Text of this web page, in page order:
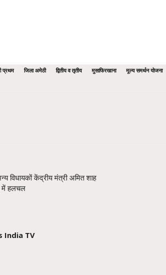
प्रथम जिला अमेठी द्वितीय व तृतीय मुसाफिरखाना मूल्य समर्थन योजना
विधायकों केंद्रीय मंत्री अमित शाह
में हलचल
India TV